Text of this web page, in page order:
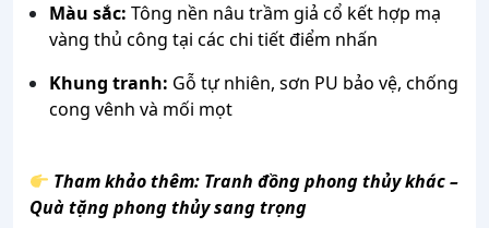
Màu sắc: Tông nền nâu trầm giả cổ kết hợp mạ
vàng thủ công tại các chi tiết điểm nhấn
Khung tranh: Gỗ tự nhiên, sơn PU bảo vệ, chống
cong vênh và mối mọt
Tham khảo thêm: Tranh đồng phong thủy khác –
Quà tặng phong thủy sang trọng